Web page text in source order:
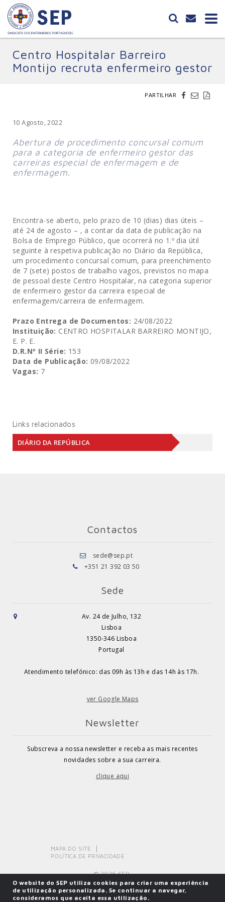
Centro Hospitalar Barreiro
Montijo recruta enfermeiro gestor
PARTILHAR
10 Agosto, 2022
Abertura de procedimento concursal comum
para a categoria de enfermeiro gestor das
carreiras especial de enfermagem e de
enfermagem.
Encontra-se aberto, pelo prazo de 10 (dias) dias úteis –
até 24 de agosto – , a contar da data de publicação na
Bolsa de Emprego Público, que ocorrerá no 1.º dia útil
seguinte à respetiva publicação no Diário da República,
um procedimento concursal comum, para preenchimento
de 7 (sete) postos de trabalho vagos, previstos no mapa
de pessoal deste Centro Hospitalar, na categoria superior
de enfermeiro gestor da carreira especial de
enfermagem/carreira de enfermagem.
Prazo Entrega de Documentos: 24/08/2022
Instituição: CENTRO HOSPITALAR BARREIRO MONTIJO,
E. P. E.
D.R.Nº II Série: 153
Data de Publicação: 09/08/2022
Vagas: 7
Links relacionados
DIÁRIO DA REPÚBLICA
Contactos
sede@sep.pt
+351 21 392 03 50
Sede
Av. 24 de Julho, 132
Lisboa
1350-346 Lisboa
Portugal
Atendimento telefónico: das 09h às 13h e das 14h às 17h.
ver Google Maps
Newsletter
Subscreva a nossa newsletter e receba as mais recentes
novidades sobre a sua carreira.
clique aqui
MAPA DO SITE
POLÍTICA DE PRIVACIDADE
© 2026 SEP.
O website do SEP utiliza cookies para criar uma experiência
de utilização personalizada. Se continuar a navegar,
consideramos que aceita essa utilização.